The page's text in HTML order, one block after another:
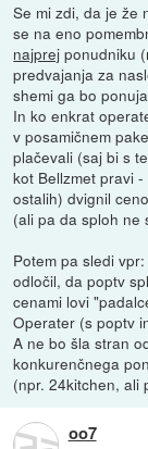
Se mi zdi, da je že
se na eno
najprej ponudniku
predvajanja za
shemi ga bo
In ko enkrat
v posamičnem
plačevali (saj bi s
kot Bellzmet pravi
ostalih) dvignil
(ali pa da sploh ne
Potem pa sledi
odločil, da poptv
cenami lovi
Operater (s poptv
A ne bo šla stran
konkurenčnega
(npr. 24kitchen, ali
oo7